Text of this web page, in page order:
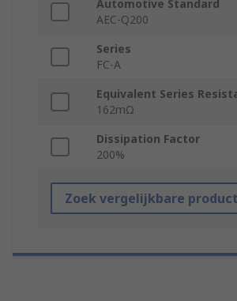
Automotive Standard
AEC-Q200
Series
FC-A
Equivalent Series
162mΩ
Dissipation Factor
200%
Zoek vergelijkbare